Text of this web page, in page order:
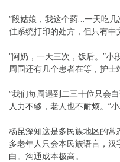
“段姑娘，我这个药…一天吃
佳系统打印的处方，但只有中
“阿奶，一天三次，饭后。”小
周围还有几个患者在等，护士
“我们每周遇到二三十位只会
人力不够，老人也不耐烦。”
杨昆深知这是多民族地区的
多老年人只会本民族语言，
白。沟通成本极高。